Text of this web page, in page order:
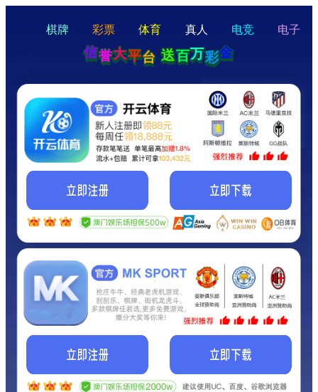
hello
Hey Guys!
我们即将上线啦...
我们的网站正在建设.
它将是非常棒的网站.